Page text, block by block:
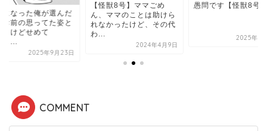
になった俺が選んだ
お前の思ってた姿と
うけどせめて
・...
2025年9月23日
【怪獣8号】ママごめ
ん、ママのことは助けら
れなかったけど、その代
わ...
2024年4月9日
愚問です【怪獣8号
2025年3
COMMENT